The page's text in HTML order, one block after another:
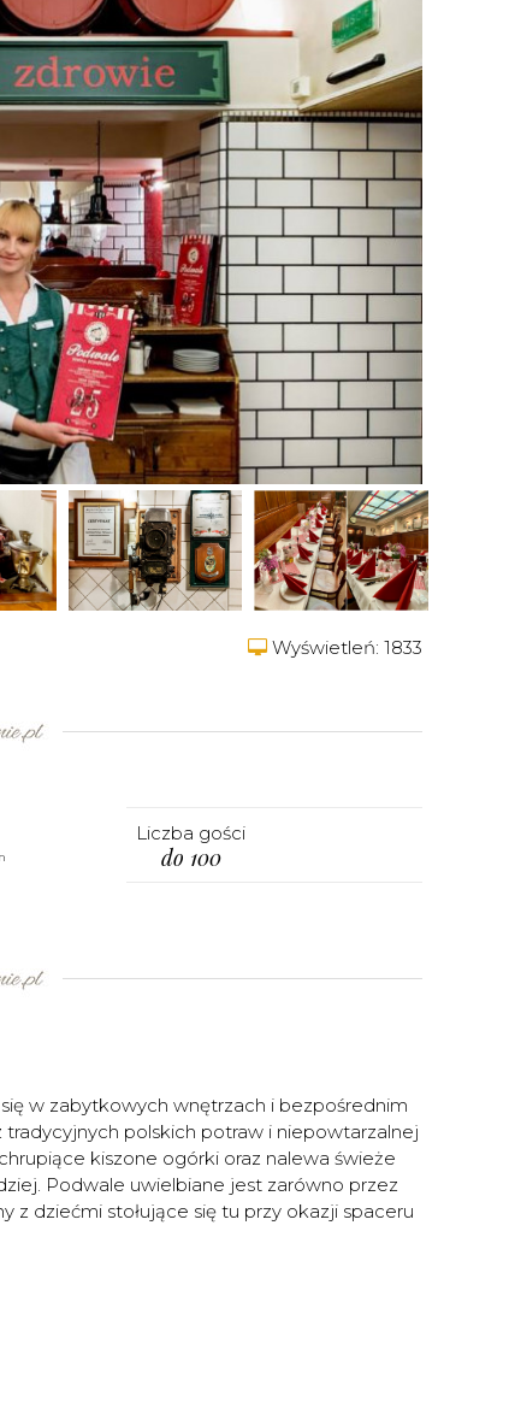
Wyświetleń: 1833
Liczba gości
do 100
w zabytkowych wnętrzach i bezpośrednim
tradycyjnych polskich potraw i niepowtarzalnej
kiszone ogórki oraz nalewa świeże
Podwale uwielbiane jest zarówno przez
z dziećmi stołujące się tu przy okazji spaceru